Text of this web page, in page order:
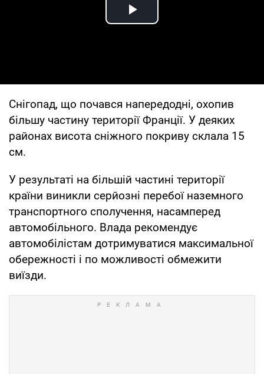
Play Video
Снігопад, що почався напередодні, охопив
більшу частину території Франції. У деяких
районах висота сніжного покриву склала 15
см.
У результаті на більшій частині території
країни виникли серйозні перебої наземного
транспортного сполучення, насамперед
автомобільного. Влада рекомендує
автомобілістам дотримуватися максимальної
обережності і по можливості обмежити
виїзди.